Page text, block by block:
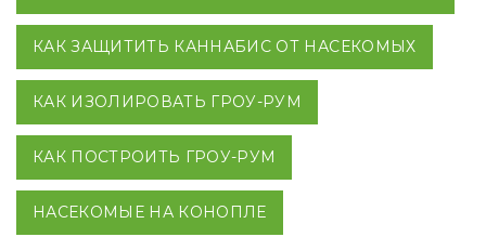
КАК ЗАЩИТИТЬ КАННАБИС ОТ НАСЕКОМЫХ
КАК ИЗОЛИРОВАТЬ ГРОУ-РУМ
КАК ПОСТРОИТЬ ГРОУ-РУМ
НАСЕКОМЫЕ НА КОНОПЛЕ